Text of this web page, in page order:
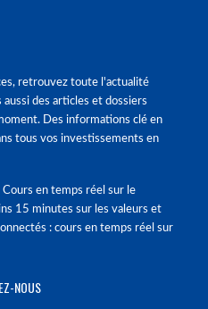
retrouvez toute l'actualité
aussi des articles et dossiers
Des informations clé en
tous vos investissements en
Cours en temps réel sur le
15 minutes sur les valeurs et
: cours en temps réel sur
NOUS